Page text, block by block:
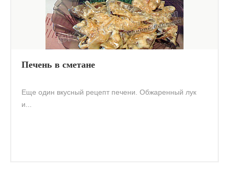
Печень в сметане
Еще один вкусный рецепт печени. Обжаренный лук
и...